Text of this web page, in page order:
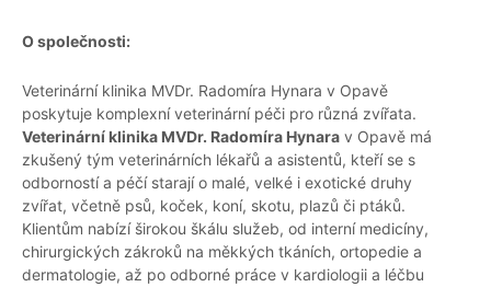
O společnosti:
Veterinární klinika MVDr. Radomíra Hynara v Opavě
poskytuje komplexní veterinární péči pro různá zvířata.
Veterinární klinika MVDr. Radomíra Hynara v Opavě má
zkušený tým veterinárních lékařů a asistentů, kteří se s
odborností a péčí starají o malé, velké i exotické druhy
zvířat, včetně psů, koček, koní, skotu, plazů či ptáků.
Klientům nabízí širokou škálu služeb, od interní medicíny,
chirurgických zákroků na měkkých tkáních, ortopedie a
dermatologie, až po odborné práce v kardiologii a léčbu